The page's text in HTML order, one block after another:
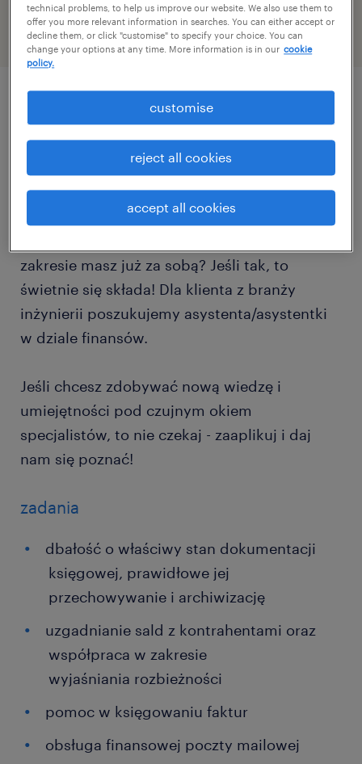
описание должности
Jesteś studentem bądź absolwentem studiów
związanych z finansami lub ekonomią?
Poszukujesz swojej pierwszej pracy w
zakresie masz już za sobą? Jeśli tak, to
świetnie się składa! Dla klienta z branży
inżynierii poszukujemy asystenta/asystentki
w dziale finansów.
Jeśli chcesz zdobywać nową wiedzę i
umiejętności pod czujnym okiem
specjalistów, to nie czekaj - zaaplikuj i daj
nam się poznać!
zadania
dbałość o właściwy stan dokumentacji
księgowej, prawidłowe jej
przechowywanie i archiwizację
uzgadnianie sald z kontrahentami oraz
współpraca w zakresie
wyjaśniania rozbieżności
pomoc w księgowaniu faktur
obsługa finansowej poczty mailowej
technical problems, to help us improve our website. We also use them to
offer you more relevant information in searches. You can either accept or
decline them, or click "customise" to specify your choice. You can
change your options at any time. More information is in our cookie
policy.
accept all cookies
reject all cookies
customise